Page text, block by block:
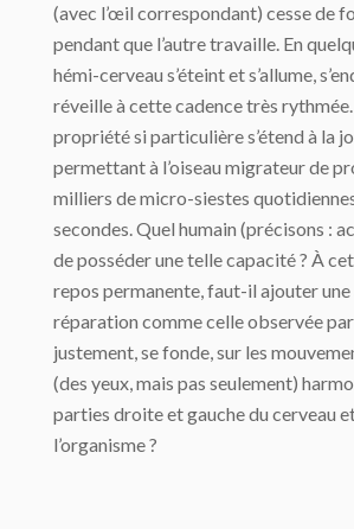
(avec l’œil correspondant) cesse de
pendant que l’autre travaille. En
hémi-cerveau s’éteint et s’allume,
réveille à cette cadence très
propriété si particulière s’étend à la
permettant à l’oiseau migrateur de
milliers de micro-siestes
secondes. Quel humain (précisons :
de posséder une telle capacité ? À
repos permanente, faut-il ajouter
réparation comme celle observée
justement, se fonde, sur les
(des yeux, mais pas seulement)
parties droite et gauche du cerveau
l’organisme ?